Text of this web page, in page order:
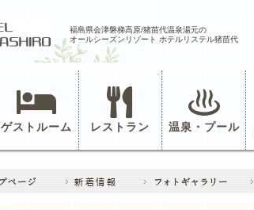
福島県会津磐梯高原/猪苗代温泉湯元の
オールシーズンリゾート ホテルリステル猪苗代
ゲストルーム レストラン 温泉・プール